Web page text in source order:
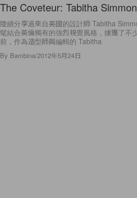
The Coveteur: Tabitha
陸續分享過來自英國的設計師 Tabitha
髦結合英倫獨有的強烈視覺風格，擄獲了不
前，作為造型師與編輯的 Tabitha
By Bambina/2012年5月24日